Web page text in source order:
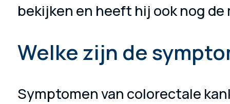
bekijken en heeft hij ook nog
Welke zijn de
Symptomen van colorectale